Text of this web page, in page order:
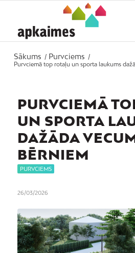
Sākums / Purvciems
/
Purvciemā top rotaļu un sporta laukums
PURVCIEMĀ
UN SPORTA
DAŽĀDA
BĒRNIEM
PURVCIEMS
26/03/2026